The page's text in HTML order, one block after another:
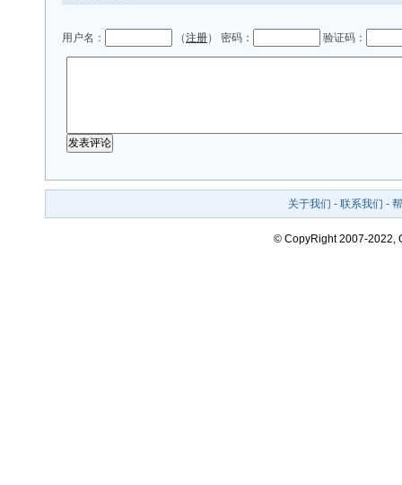
用户名： （注册） 密码： 验证码：
关于我们 - 联系我们 -
© CopyRight 2007-2022,